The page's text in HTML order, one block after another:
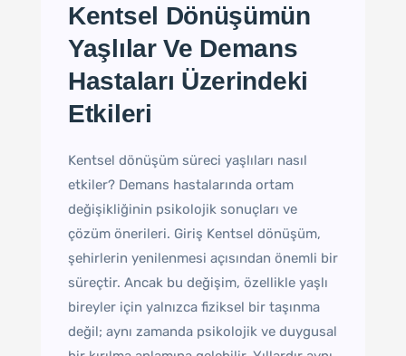
Kentsel Dönüşümün
Yaşlılar Ve Demans
Hastaları Üzerindeki
Etkileri
Kentsel dönüşüm süreci yaşlıları nasıl
etkiler? Demans hastalarında ortam
değişikliğinin psikolojik sonuçları ve
çözüm önerileri. Giriş Kentsel dönüşüm,
şehirlerin yenilenmesi açısından önemli bir
süreçtir. Ancak bu değişim, özellikle yaşlı
bireyler için yalnızca fiziksel bir taşınma
değil; aynı zamanda psikolojik ve duygusal